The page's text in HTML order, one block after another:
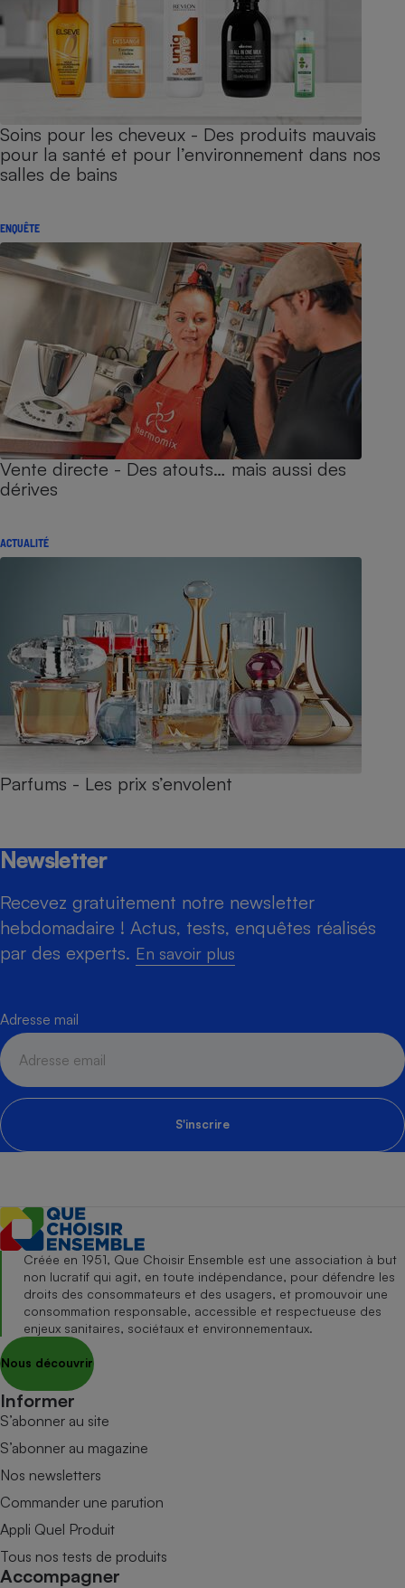
Soins pour les cheveux - Des produits mauvais
pour la santé et pour l’environnement dans nos
salles de bains
ENQUÊTE
Vente directe - Des atouts… mais aussi des
dérives
ACTUALITÉ
Parfums - Les prix s’envolent
Newsletter
Recevez gratuitement notre newsletter
hebdomadaire ! Actus, tests, enquêtes réalisés
par des experts. En savoir plus
Adresse mail
S'inscrire
Créée en 1951, Que Choisir Ensemble est une association à but
non lucratif qui agit, en toute indépendance, pour défendre les
droits des consommateurs et des usagers, et promouvoir une
consommation responsable, accessible et respectueuse des
enjeux sanitaires, sociétaux et environnementaux.
Nous découvrir
Informer
S’abonner au site
S’abonner au magazine
Nos newsletters
Commander une parution
Appli Quel Produit
Tous nos tests de produits
Accompagner